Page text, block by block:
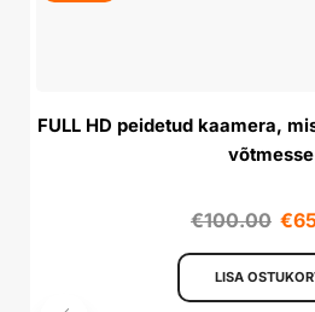
FULL HD peidetud kaamera,
võtmesse
€100.00 €
LISA